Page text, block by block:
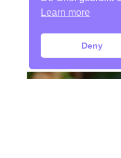
Learn more
Deny